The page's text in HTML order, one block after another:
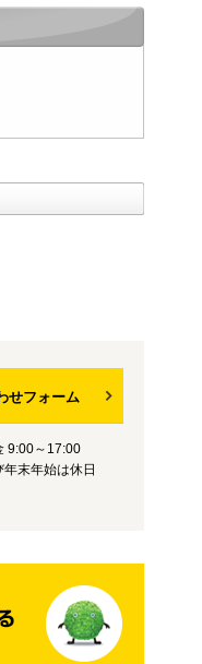
せフォーム
9:00～17:00
末年始は休日